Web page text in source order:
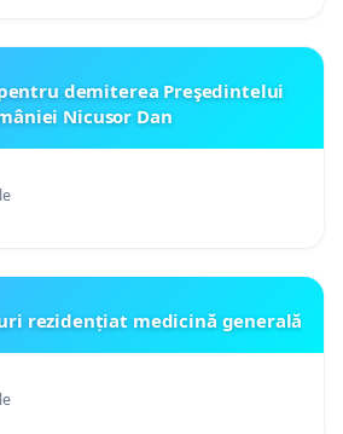
demiterea Preşedintelui
Nicusor Dan
rezidențiat medicină generală